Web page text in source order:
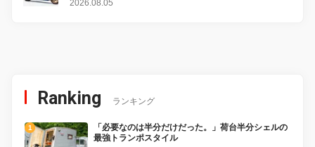
変更し、8月18日に発売
2026.08.05
Ranking ランキング
「必要なのは半分だけだった。」荷台半分シェルの
最強トランポスタイル